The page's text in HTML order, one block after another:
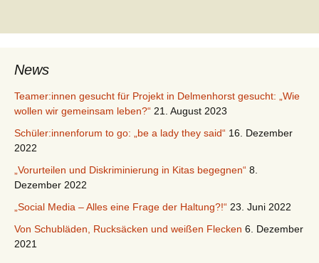
News
Teamer:innen gesucht für Projekt in Delmenhorst gesucht: „Wie
wollen wir gemeinsam leben?“ 21. August 2023
Schüler:innenforum to go: „be a lady they said“ 16. Dezember
2022
„Vorurteilen und Diskriminierung in Kitas begegnen“ 8.
Dezember 2022
„Social Media – Alles eine Frage der Haltung?!“ 23. Juni 2022
Von Schubläden, Rucksäcken und weißen Flecken 6. Dezember
2021